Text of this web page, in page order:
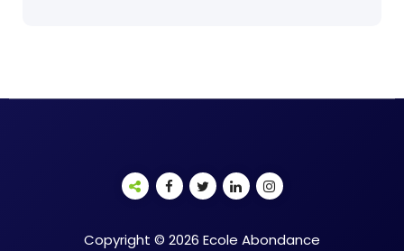
Copyright © 2026 Ecole Abondance